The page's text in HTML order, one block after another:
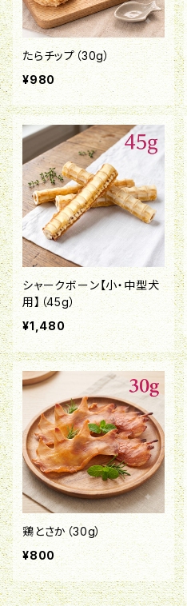
たらチップ（30g）
¥980
シャークボーン【小・中型犬
用】（45g）
¥1,480
鶏とさか（30g）
¥800